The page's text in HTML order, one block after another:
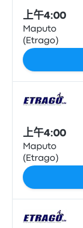
上午4:00
Maputo
(Etrago)
上午4:00
Maputo
(Etrago)